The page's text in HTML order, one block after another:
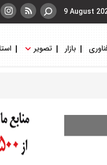
9 August
بازار تصویر